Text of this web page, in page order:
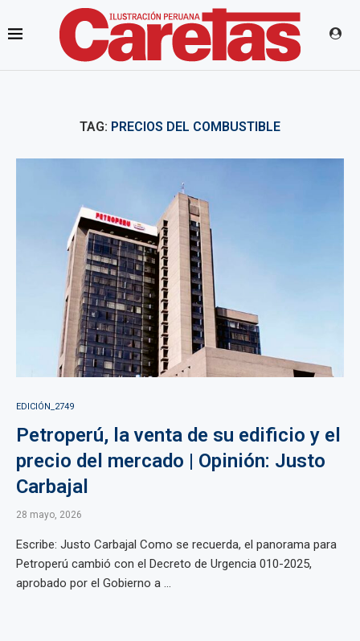
TAG: PRECIOS DEL COMBUSTIBLE
EDICIÓN_2749
Petroperú, la venta de su edificio y el
precio del mercado | Opinión: Justo
Carbajal
28 mayo, 2026
Escribe: Justo Carbajal Como se recuerda, el panorama para
Petroperú cambió con el Decreto de Urgencia 010-2025,
aprobado por el Gobierno a ...